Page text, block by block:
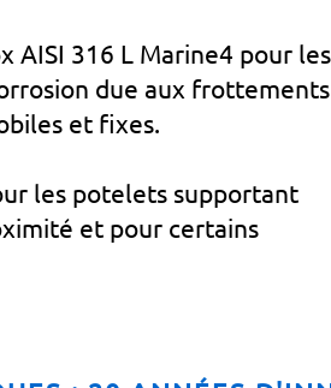
AISI 316 L Marine4 pour les
due aux frottements
et fixes.
les potelets supportant
et pour certains